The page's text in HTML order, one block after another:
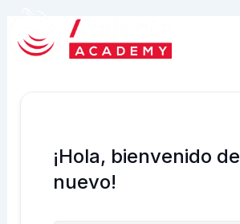
contenido
¡Hola, bienvenido de
nuevo!